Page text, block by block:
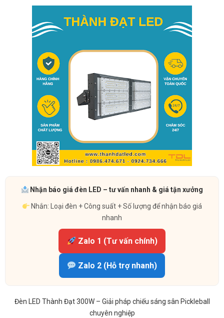
Nhận báo giá đèn LED – tư vấn nhanh & giá tận xưởng
Nhắn: Loại đèn + Công suất + Số lượng để nhận báo giá
nhanh
Zalo 1 (Tư vấn chính)
Zalo 2 (Hỗ trợ nhanh)
Đèn LED Thành Đạt 300W – Giải pháp chiếu sáng sân Pickleball
chuyên nghiệp